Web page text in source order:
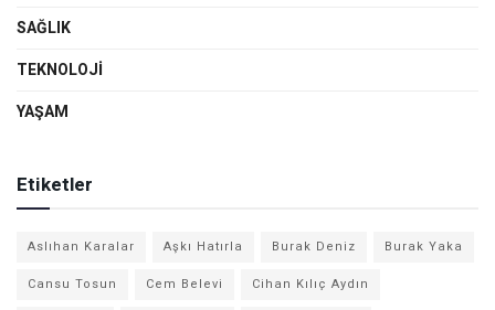
SAĞLIK
TEKNOLOJI
YAŞAM
Etiketler
Aslıhan Karalar Aşkı Hatırla Burak Deniz
Burak Yaka
Cansu Tosun
Cem Belevi
Cihan Kılıç Aydın